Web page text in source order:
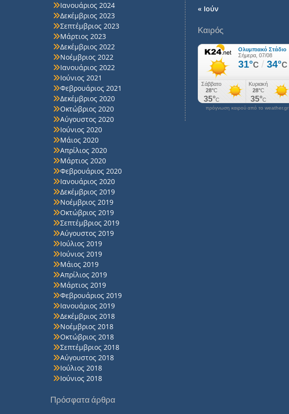
Ιανουάριος 2024
Δεκέμβριος 2023
Σεπτέμβριος 2023
Μάρτιος 2023
Δεκέμβριος 2022
Νοέμβριος 2022
Ιανουάριος 2022
Ιούνιος 2021
Φεβρουάριος 2021
Δεκέμβριος 2020
Οκτώβριος 2020
Αύγουστος 2020
Ιούνιος 2020
Μάιος 2020
Απρίλιος 2020
Μάρτιος 2020
Φεβρουάριος 2020
Ιανουάριος 2020
Δεκέμβριος 2019
Νοέμβριος 2019
Οκτώβριος 2019
Σεπτέμβριος 2019
Αύγουστος 2019
Ιούλιος 2019
Ιούνιος 2019
Μάιος 2019
Απρίλιος 2019
Μάρτιος 2019
Φεβρουάριος 2019
Ιανουάριος 2019
Δεκέμβριος 2018
Νοέμβριος 2018
Οκτώβριος 2018
Σεπτέμβριος 2018
Αύγουστος 2018
Ιούλιος 2018
Ιούνιος 2018
Πρόσφατα άρθρα
« Ιούν
Καιρός
πρόγνωση καιρού από το weather.gr